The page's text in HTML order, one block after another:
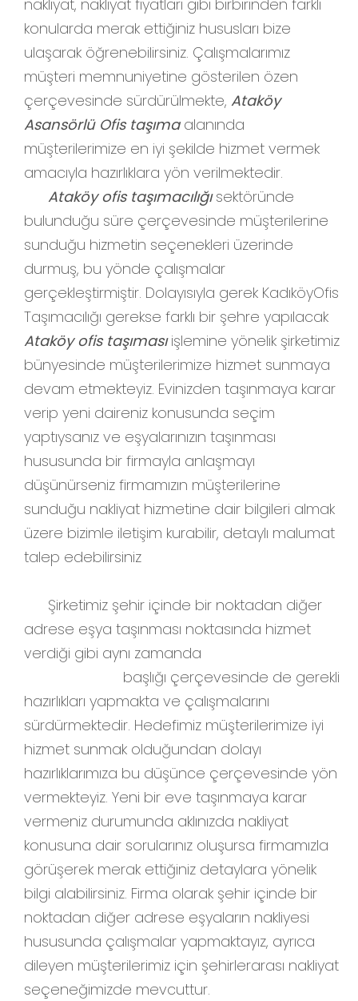
nakliyat, nakliyat fiyatları gibi birbirinden farklı
konularda merak ettiğiniz hususları bize
ulaşarak öğrenebilirsiniz. Çalışmalarımız
müşteri memnuniyetine gösterilen özen
çerçevesinde sürdürülmekte, Ataköy
Asansörlü Ofis taşımaalanında
müşterilerimize en iyi şekilde hizmet vermek
amacıyla hazırlıklara yön verilmektedir.
Ataköy ofis taşımacılığısektöründe
bulunduğu süre çerçevesinde müşterilerine
sunduğu hizmetin seçenekleri üzerinde
durmuş, bu yönde çalışmalar
gerçekleştirmiştir. Dolayısıyla gerek KadıköyOfis
Taşımacılığı gerekse farklı bir şehre yapılacak
Ataköy ofis taşımasıişlemine yönelik şirketimiz
bünyesinde müşterilerimize hizmet sunmaya
devam etmekteyiz. Evinizden taşınmaya karar
verip yeni daireniz konusunda seçim
yaptıysanız ve eşyalarınızın taşınması
hususunda bir firmayla anlaşmayı
düşünürseniz firmamızın müşterilerine
sunduğu nakliyat hizmetine dair bilgileri almak
üzere bizimle iletişim kurabilir, detaylı malumat
talep edebilirsiniz
Şirketimiz şehir içinde bir noktadan diğer
adrese eşya taşınması noktasında hizmet
verdiği gibi aynı zamanda
başlığı çerçevesinde de gerekli
hazırlıkları yapmakta ve çalışmalarını
sürdürmektedir. Hedefimiz müşterilerimize iyi
hizmet sunmak olduğundan dolayı
hazırlıklarımıza bu düşünce çerçevesinde yön
vermekteyiz. Yeni bir eve taşınmaya karar
vermeniz durumunda aklınızda nakliyat
konusuna dair sorularınız oluşursa firmamızla
görüşerek merak ettiğiniz detaylara yönelik
bilgi alabilirsiniz. Firma olarak şehir içinde bir
noktadan diğer adrese eşyaların nakliyesi
hususunda çalışmalar yapmaktayız, ayrıca
dileyen müşterilerimiz için şehirlerarası nakliyat
seçeneğimizde mevcuttur.